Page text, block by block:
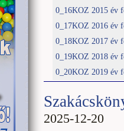
0_16KOZ 2015 év
0_17KOZ 2016 év
0_18KOZ 2017 év
0_19KOZ 2018 év
0_20KOZ 2019 év
2025-12-20